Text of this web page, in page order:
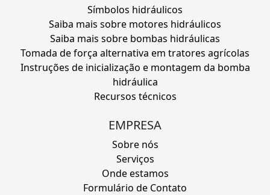
Símbolos hidráulicos
Saiba mais sobre motores hidráulicos
Saiba mais sobre bombas hidráulicas
Tomada de força alternativa em tratores agrícolas
Instruções de inicialização e montagem da bomba
hidráulica
Recursos técnicos
EMPRESA
Sobre nós
Serviços
Onde estamos
Formulário de Contato